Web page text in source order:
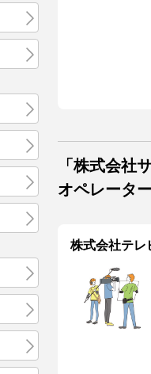
「株式会社
オペレータ
株式会社テレ